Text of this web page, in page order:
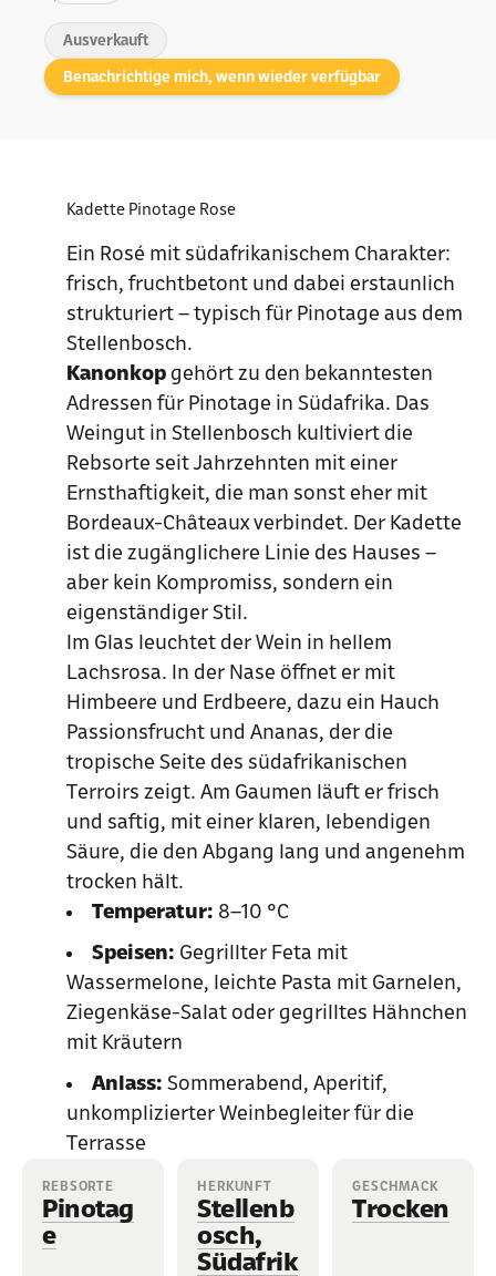
Ausverkauft
Benachrichtige mich, wenn wieder verfügbar
Kadette Pinotage Rose
Ein Rosé mit südafrikanischem Charakter:
frisch, fruchtbetont und dabei erstaunlich
strukturiert – typisch für Pinotage aus dem
Stellenbosch.
Kanonkop gehört zu den bekanntesten
Adressen für Pinotage in Südafrika. Das
Weingut in Stellenbosch kultiviert die
Rebsorte seit Jahrzehnten mit einer
Ernsthaftigkeit, die man sonst eher mit
Bordeaux-Châteaux verbindet. Der Kadette
ist die zugänglichere Linie des Hauses –
aber kein Kompromiss, sondern ein
eigenständiger Stil.
Im Glas leuchtet der Wein in hellem
Lachsrosa. In der Nase öffnet er mit
Himbeere und Erdbeere, dazu ein Hauch
Passionsfrucht und Ananas, der die
tropische Seite des südafrikanischen
Terroirs zeigt. Am Gaumen läuft er frisch
und saftig, mit einer klaren, lebendigen
Säure, die den Abgang lang und angenehm
trocken hält.
Temperatur: 8–10 °C
Speisen: Gegrillter Feta mit
Wassermelone, leichte Pasta mit Garnelen,
Ziegenkäse-Salat oder gegrilltes Hähnchen
mit Kräutern
Anlass: Sommerabend, Aperitif,
unkomplizierter Weinbegleiter für die
Terrasse
REBSORTE
Pinotag
e
HERKUNFT
Stellenb
osch,
Südafrik
GESCHMACK
Trocken